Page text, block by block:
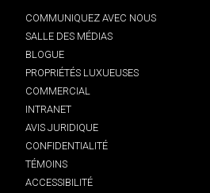
COMMUNIQUEZ AVEC NOUS
SALLE DES MÉDIAS
BLOGUE
PROPRIÉTÉS LUXUEUSES
COMMERCIAL
INTRANET
AVIS JURIDIQUE
CONFIDENTIALITÉ
TÉMOINS
ACCESSIBILITÉ